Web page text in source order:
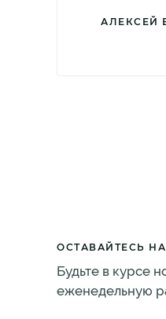
АЛЕКСЕЙ
ОСТАВАЙТЕСЬ
Будьте в курсе
еженедельную